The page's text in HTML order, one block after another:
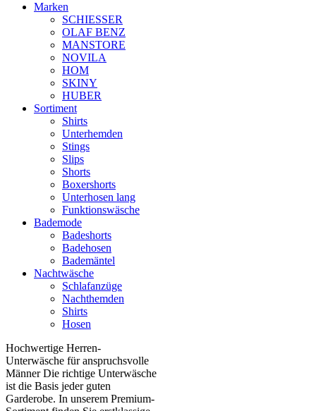
Marken
SCHIESSER
OLAF BENZ
MANSTORE
NOVILA
HOM
SKINY
HUBER
Sortiment
Shirts
Unterhemden
Stings
Slips
Shorts
Boxershorts
Unterhosen lang
Funktionswäsche
Bademode
Badeshorts
Badehosen
Bademäntel
Nachtwäsche
Schlafanzüge
Nachthemden
Shirts
Hosen
Hochwertige Herren-
Unterwäsche für anspruchsvolle
Männer Die richtige Unterwäsche
ist die Basis jeder guten
Garderobe. In unserem Premium-